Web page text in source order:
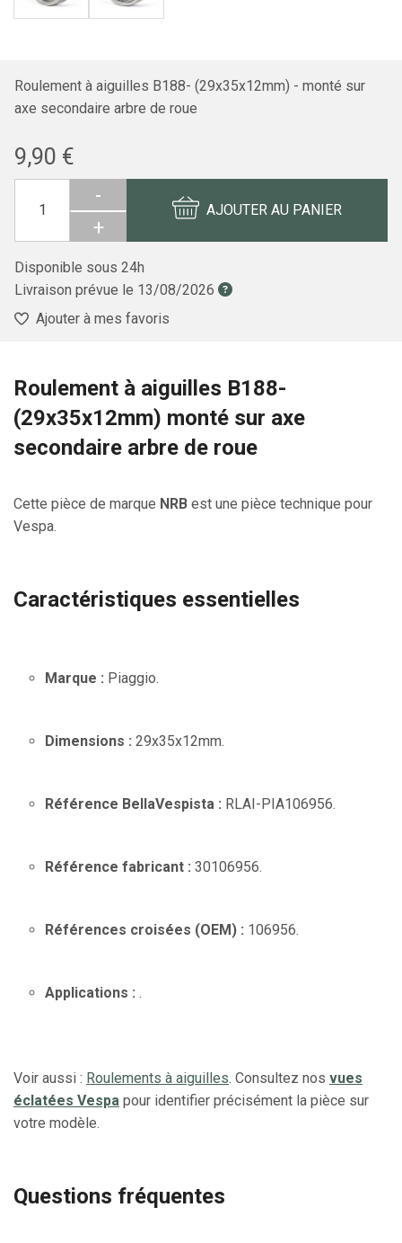
Roulement à aiguilles B188- (29x35x12mm) - monté sur
axe secondaire arbre de roue
9,90 €
-
+
AJOUTER AU PANIER
Disponible sous 24h
Livraison prévue le 13/08/2026
Ajouter à mes favoris
Roulement à aiguilles B188-
(29x35x12mm) monté sur axe
secondaire arbre de roue
Cette pièce de marque NRB est une pièce technique pour
Vespa.
Caractéristiques essentielles
Marque : Piaggio.
Dimensions : 29x35x12mm.
Référence BellaVespista : RLAI-PIA106956.
Référence fabricant : 30106956.
Références croisées (OEM) : 106956.
Applications : .
Voir aussi : Roulements à aiguilles. Consultez nos vues
éclatées Vespa pour identifier précisément la pièce sur
votre modèle.
Questions fréquentes